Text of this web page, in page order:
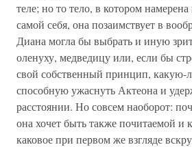
теле; но то тело, в котором намерена
самой себя, она позаимствует в
Диана могла бы выбрать и иную
оленуху, медведицу или, если бы
свой собственный принцип, какую-
способную ужаснуть Актеона и
расстоянии. Но совсем наоборот:
она хочет быть также почитаемой и
каковое при первом же взгляде